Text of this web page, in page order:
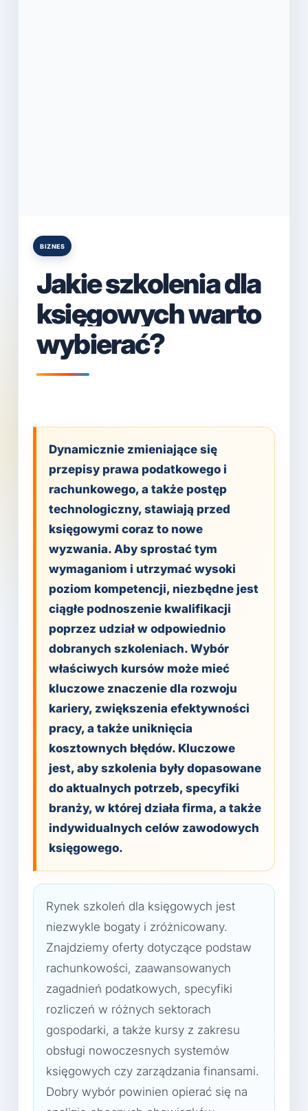
Posted
BIZNES
Jakie szkolenia dla
księgowych warto
wybierać?
Dynamicznie zmieniające się
przepisy prawa podatkowego i
rachunkowego, a także postęp
technologiczny, stawiają przed
księgowymi coraz to nowe
wyzwania. Aby sprostać tym
wymaganiom i utrzymać wysoki
poziom kompetencji, niezbędne jest
ciągłe podnoszenie kwalifikacji
poprzez udział w odpowiednio
dobranych szkoleniach. Wybór
właściwych kursów może mieć
kluczowe znaczenie dla rozwoju
kariery, zwiększenia efektywności
pracy, a także uniknięcia
kosztownych błędów. Kluczowe
jest, aby szkolenia były dopasowane
do aktualnych potrzeb, specyfiki
branży, w której działa firma, a także
indywidualnych celów zawodowych
księgowego.
Rynek szkoleń dla księgowych jest
niezwykle bogaty i zróżnicowany.
Znajdziemy oferty dotyczące podstaw
rachunkowości, zaawansowanych
zagadnień podatkowych, specyfiki
rozliczeń w różnych sektorach
gospodarki, a także kursy z zakresu
obsługi nowoczesnych systemów
księgowych czy zarządzania finansami.
Dobry wybór powinien opierać się na